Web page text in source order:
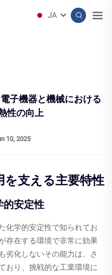
JA
子機器と機械における
性の向上
10, 2025
支える主要特性
的安定性
化学的安定性で知られてお
存在する環境で非常に効果
劣化しないその能力は、さ
おり、挑戦的な工業環境に